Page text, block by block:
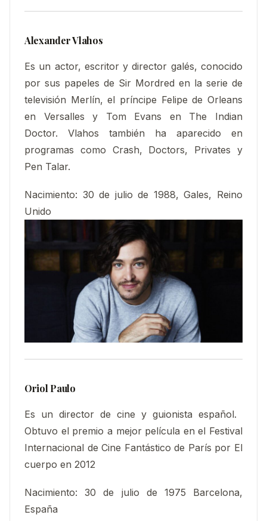
Alexander Vlahos
Es un actor, escritor y director galés, conocido
por sus papeles de Sir Mordred en la serie de
televisión Merlín, el príncipe Felipe de Orleans
en Versalles y Tom Evans en The Indian
Doctor. Vlahos también ha aparecido en
programas como Crash, Doctors, Privates y
Pen Talar.
Nacimiento: 30 de julio de 1988, Gales, Reino
Unido
Oriol Paulo
Es un director de cine y guionista español. ​
Obtuvo el premio a mejor película en el Festival
Internacional de Cine Fantástico de París por El
cuerpo en 2012
Nacimiento:30 de julio de 1975 Barcelona,
España